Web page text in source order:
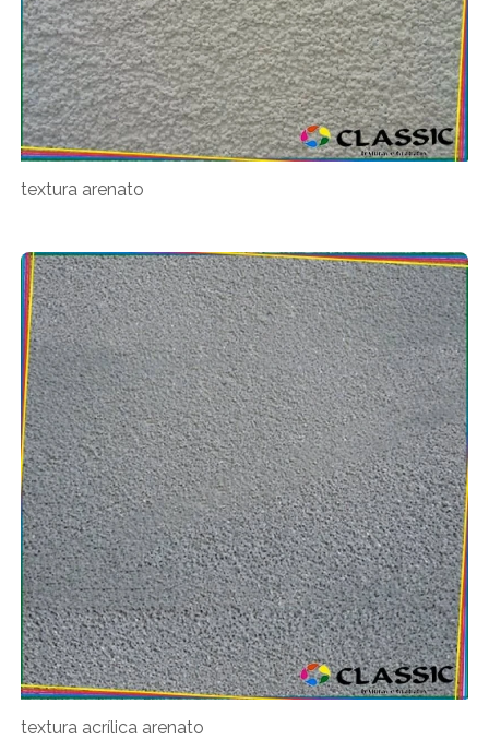
textura arenato
textura acrílica arenato